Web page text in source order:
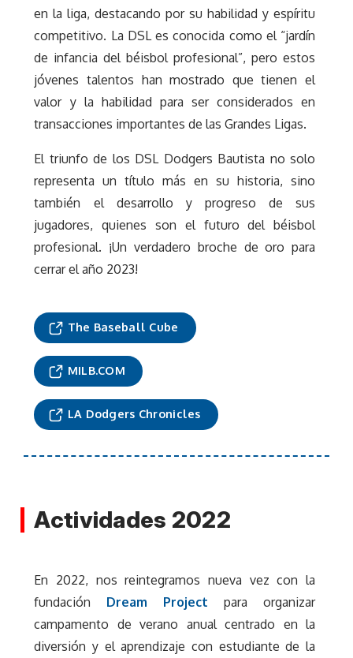
en la liga, destacando por su habilidad y espíritu
competitivo. La DSL es conocida como el “jardín
de infancia del béisbol profesional”, pero estos
jóvenes talentos han mostrado que tienen el
valor y la habilidad para ser considerados en
transacciones importantes de las Grandes Ligas.
El triunfo de los DSL Dodgers Bautista no solo
representa un título más en su historia, sino
también el desarrollo y progreso de sus
jugadores, quienes son el futuro del béisbol
profesional. ¡Un verdadero broche de oro para
cerrar el año 2023!
The Baseball Cube
MILB.COM
LA Dodgers Chronicles
Actividades 2022
En 2022, nos reintegramos nueva vez con la
fundación Dream Project para organizar
campamento de verano anual centrado en la
diversión y el aprendizaje con estudiante de la